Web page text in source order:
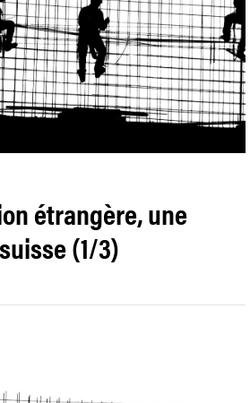
étrangère, une
(1/3)